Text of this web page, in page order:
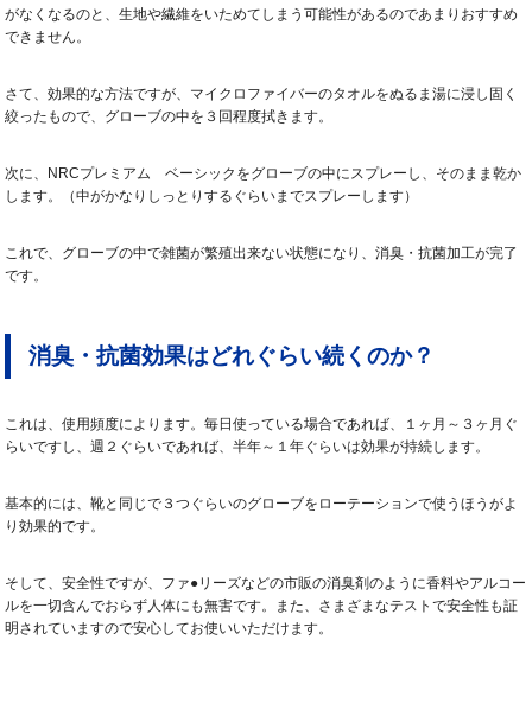
がなくなるのと、生地や繊維をいためてしまう可能性があるのであまりおすすめ
できません。
さて、効果的な方法ですが、マイクロファイバーのタオルをぬるま湯に浸し固く
絞ったもので、グローブの中を３回程度拭きます。
次に、NRCプレミアム ベーシックをグローブの中にスプレーし、そのまま乾か
します。（中がかなりしっとりするぐらいまでスプレーします）
これで、グローブの中で雑菌が繁殖出来ない状態になり、消臭・抗菌加工が完了
です。
消臭・抗菌効果はどれぐらい続くのか？
これは、使用頻度によります。毎日使っている場合であれば、１ヶ月～３ヶ月ぐ
らいですし、週２ぐらいであれば、半年～１年ぐらいは効果が持続します。
基本的には、靴と同じで３つぐらいのグローブをローテーションで使うほうがよ
り効果的です。
そして、安全性ですが、ファ●リーズなどの市販の消臭剤のように香料やアルコー
ルを一切含んでおらず人体にも無害です。また、さまざまなテストで安全性も証
明されていますので安心してお使いいただけます。